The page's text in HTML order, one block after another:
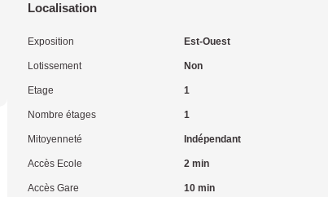
Localisation
Exposition Est-Ouest
Lotissement Non
Etage 1
Nombre étages 1
Mitoyenneté Indépendant
Accès Ecole 2 min
Accès Gare 10 min